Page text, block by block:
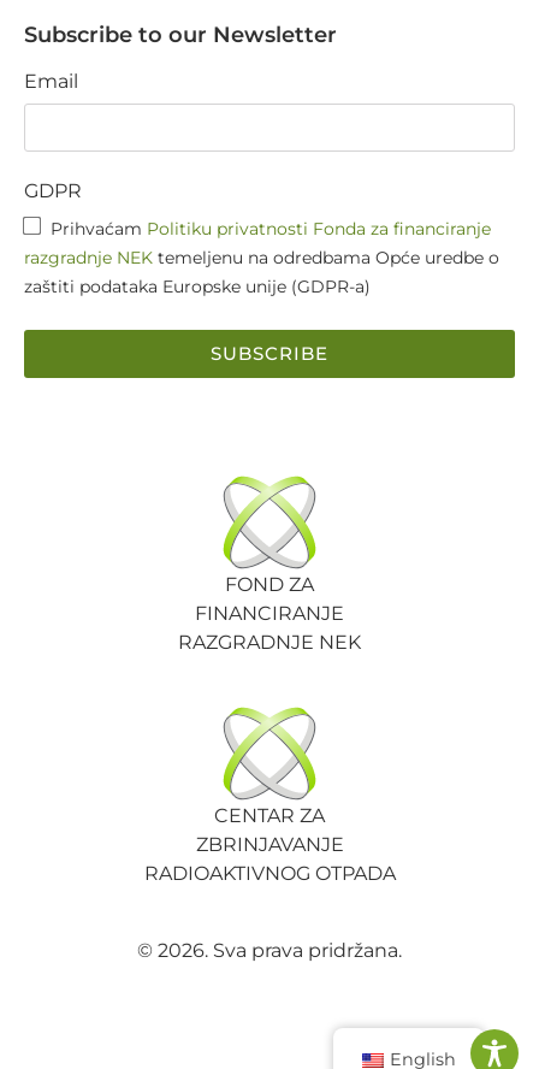
Subscribe to our Newsletter
Email
GDPR
Prihvaćam Politiku privatnosti Fonda za financiranje
razgradnje NEK temeljenu na odredbama Opće uredbe o
zaštiti podataka Europske unije (GDPR-a)
SUBSCRIBE
FOND ZA
FINANCIRANJE
RAZGRADNJE NEK
CENTAR ZA
ZBRINJAVANJE
RADIOAKTIVNOG OTPADA
© 2026. Sva prava pridržana.
English